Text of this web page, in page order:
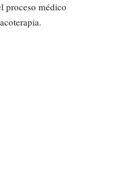
proceso médico